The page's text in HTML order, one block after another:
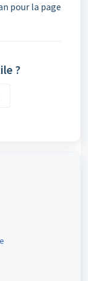
pour la page
?